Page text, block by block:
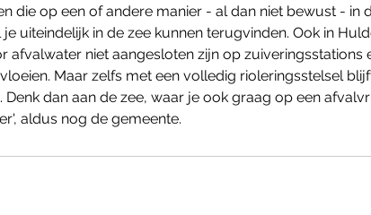
die op een of andere manier - al dan niet bewust - in
uiteindelijk in de zee kunnen terugvinden. Ook in
afvalwater niet aangesloten zijn op zuiveringsstations
Maar zelfs met een volledig rioleringsstelsel
Denk dan aan de zee, waar je ook graag op een
aldus nog de gemeente.